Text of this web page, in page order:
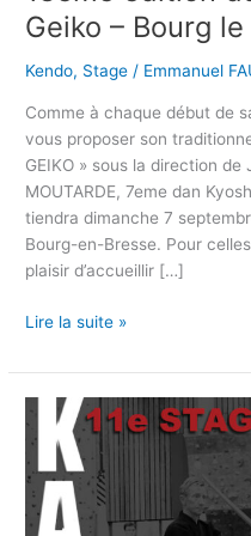
Geiko – Bourg
Kendo, Stage / Emmanuel
Comme à chaque début de
vous proposer son
GEIKO » sous la direction
MOUTARDE, 7eme dan
tiendra dimanche 7
Bourg-en-Bresse. Pour
plaisir d’accueillir […]
Lire la suite »
11ème
édition
du
stage
Kata